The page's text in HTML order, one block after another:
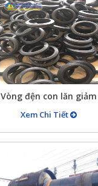
Vòng đện con lăn giảm
chấn cho con lăn băng
tải, vọng đện D110x30
Xem Chi Tiết